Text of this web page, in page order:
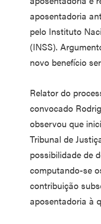
aposentadoria
pelo Instituto
(INSS).
novo benefício
Relator do
convocado
observou que
Tribunal de
possibilidade de
computando-se
contribuição
aposentadoria à